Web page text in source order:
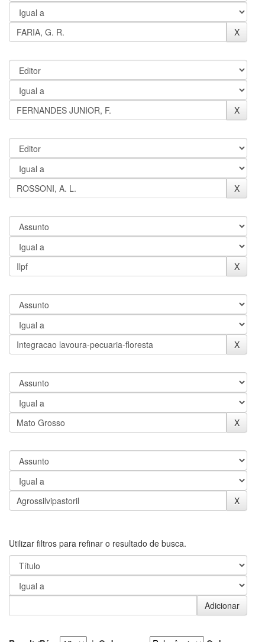
Utilizar filtros para refinar o resultado de busca.